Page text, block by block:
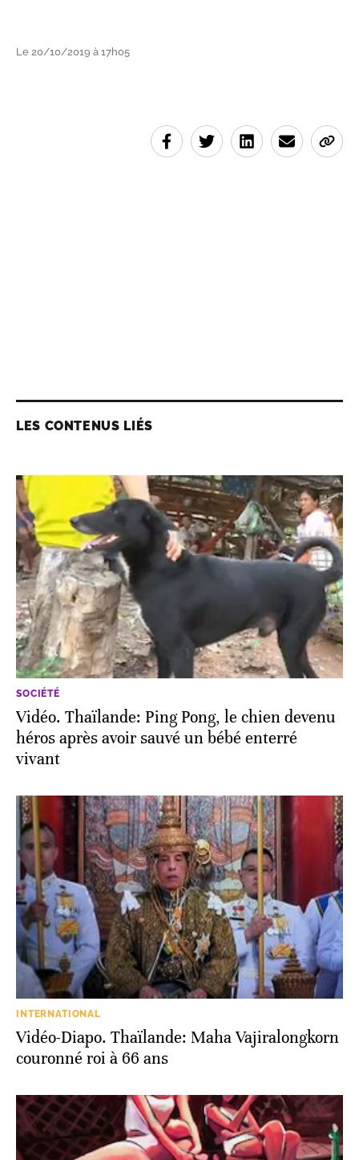
Le 20/10/2019 à 17h05
LES CONTENUS LIÉS
SOCIÉTÉ
Vidéo. Thaïlande: Ping Pong, le chien devenu
héros après avoir sauvé un bébé enterré
vivant
INTERNATIONAL
Vidéo-Diapo. Thaïlande: Maha Vajiralongkorn
couronné roi à 66 ans